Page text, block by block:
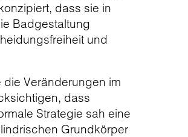
dass sie in
Badgestaltung
und
Veränderungen im
dass
Strategie sah eine
Grundkörper